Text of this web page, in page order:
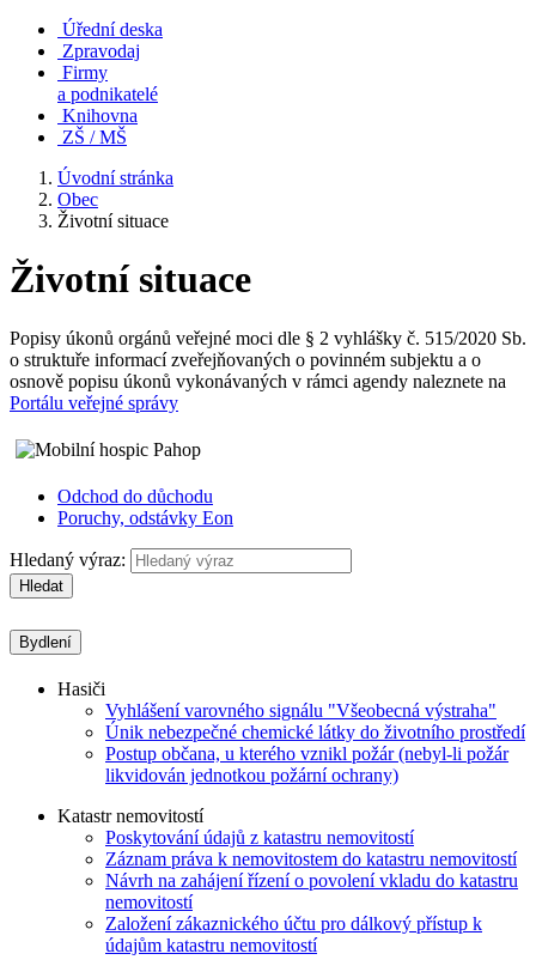
Úřední deska
Zpravodaj
Firmy
a podnikatelé
Knihovna
ZŠ / MŠ
Úvodní stránka
Obec
Životní situace
Životní situace
Popisy úkonů orgánů veřejné moci dle § 2 vyhlášky č. 515/2020 Sb.
o struktuře informací zveřejňovaných o povinném subjektu a o
osnově popisu úkonů vykonávaných v rámci agendy naleznete na
Portálu veřejné správy
Odchod do důchodu
Poruchy, odstávky Eon
Hledaný výraz:
Hledat
Bydlení
Hasiči
Vyhlášení varovného signálu "Všeobecná výstraha"
Únik nebezpečné chemické látky do životního prostředí
Postup občana, u kterého vznikl požár (nebyl-li požár
likvidován jednotkou požární ochrany)
Katastr nemovitostí
Poskytování údajů z katastru nemovitostí
Záznam práva k nemovitostem do katastru nemovitostí
Návrh na zahájení řízení o povolení vkladu do katastru
nemovitostí
Založení zákaznického účtu pro dálkový přístup k
údajům katastru nemovitostí